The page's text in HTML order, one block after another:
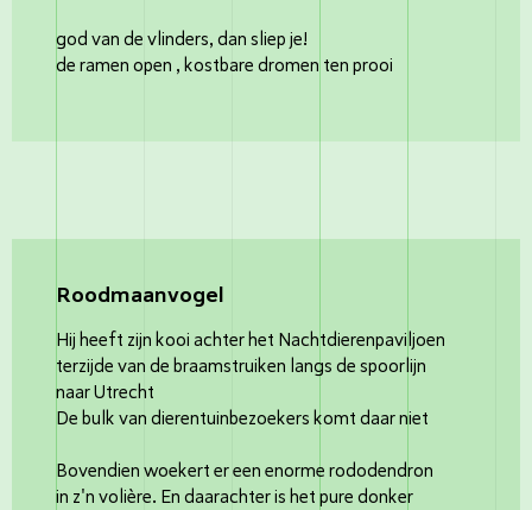
god van de vlinders, dan sliep je!
de ramen open , kostbare dromen ten prooi
Roodmaanvogel
Hij heeft zijn kooi achter het Nachtdierenpaviljoen
terzijde van de braamstruiken langs de spoorlijn
naar Utrecht
De bulk van dierentuinbezoekers komt daar niet
Bovendien woekert er een enorme rododendron
in z'n volière. En daarachter is het pure donker